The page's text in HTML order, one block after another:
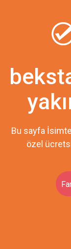
Bu sayfa
özel